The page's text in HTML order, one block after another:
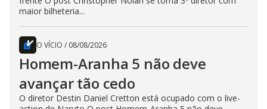
maior bilheteria...
O VÍCIO / 08/08/2026
Homem-Aranha 5 não deve
avançar tão cedo
O diretor Destin Daniel Cretton está ocupado com o live-